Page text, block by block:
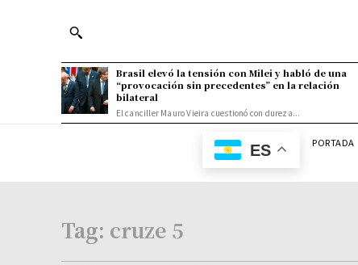
Brasil elevó la tensión con Milei y habló de una
“provocación sin precedentes” en la relación
bilateral
El canciller Mauro Vieira cuestionó con dureza...
ES PORTADA
Tag: cruze 5